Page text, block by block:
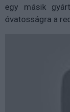
egy másik
óvatosságra a